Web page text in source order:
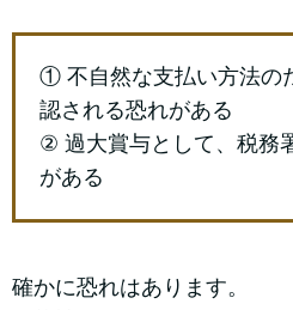
① 不自然な支払い方法の
認される恐れがある
② 過大賞与として、税務
がある
確かに恐れはあります。